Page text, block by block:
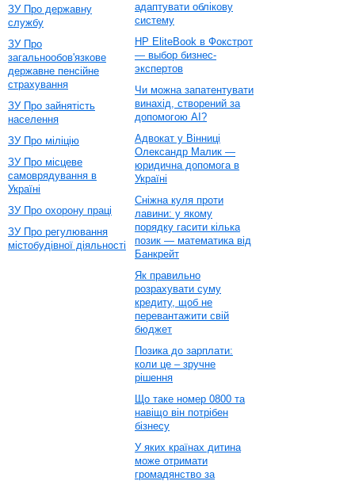
ЗУ Про державну
службу
ЗУ Про
загальнообов'язкове
державне пенсійне
страхування
ЗУ Про зайнятість
населення
ЗУ Про міліцію
ЗУ Про місцеве
самоврядування в
Україні
ЗУ Про охорону праці
ЗУ Про регулювання
містобудівної діяльності
адаптувати облікову
систему
HP EliteBook в Фокстрот
— выбор бизнес-
экспертов
Чи можна запатентувати
винахід, створений за
допомогою AI?
Адвокат у Вінниці
Олександр Малик —
юридична допомога в
Україні
Сніжна куля проти
лавини: у якому
порядку гасити кілька
позик — математика від
Банкрейт
Як правильно
розрахувати суму
кредиту, щоб не
перевантажити свій
бюджет
Позика до зарплати:
коли це – зручне
рішення
Що таке номер 0800 та
навіщо він потрібен
бізнесу
У яких країнах дитина
може отримати
громадянство за